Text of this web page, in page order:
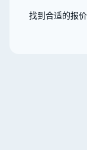
找到合适的报